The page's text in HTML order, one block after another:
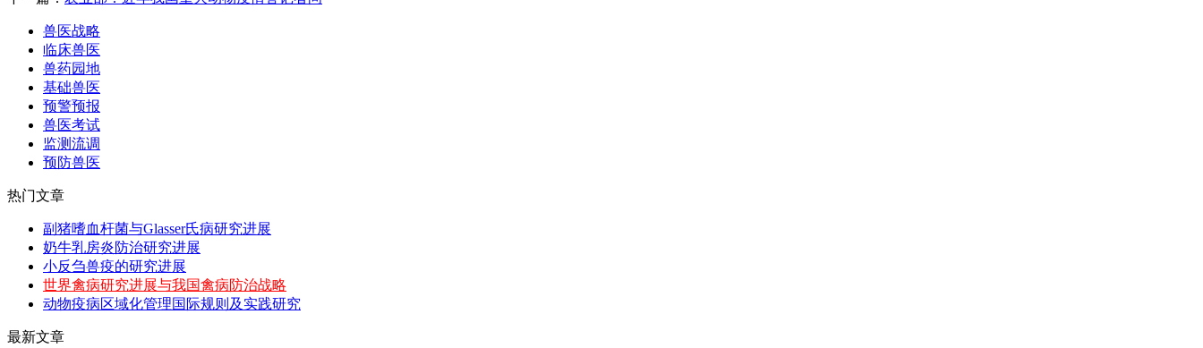
兽医战略
临床兽医
兽药园地
基础兽医
预警预报
兽医考试
监测流调
预防兽医
热门文章
副猪嗜血杆菌与Glasser氏病研究进展
奶牛乳房炎防治研究进展
小反刍兽疫的研究进展
世界禽病研究进展与我国禽病防治战略
动物疫病区域化管理国际规则及实践研究
最新文章